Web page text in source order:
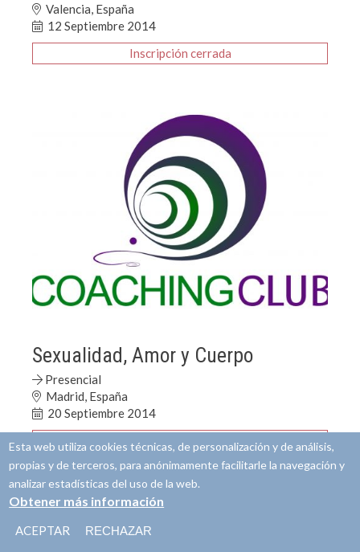
Valencia, España
12 Septiembre 2014
Inscripción
Sexualidad, Amor y Cuerpo
Presencial
Madrid, España
20 Septiembre 2014
Inscripción
Esta web utiliza cookies técnicas, de personalización y de análisis,
propias y de terceros, para anónimamente facilitarle la navegación y
analizar estadísticas del uso de la web.
Obtener más información
ACEPTAR RECHAZAR